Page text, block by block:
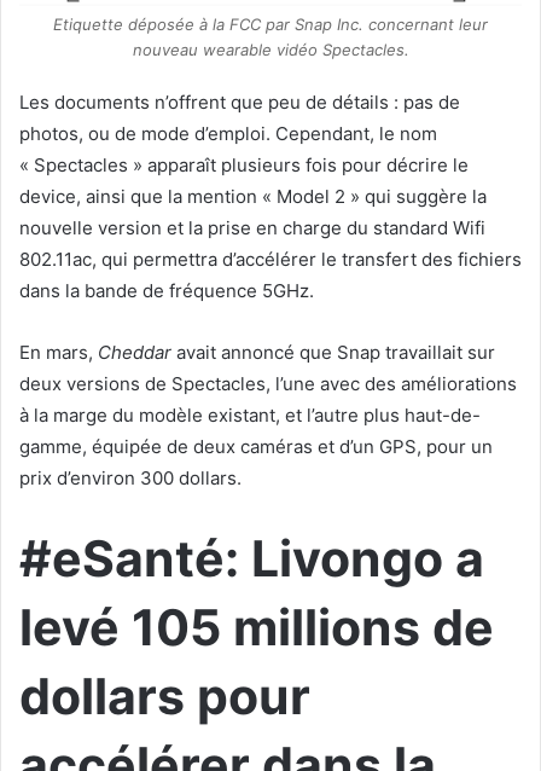
Etiquette déposée à la FCC par Snap Inc. concernant leur
nouveau wearable vidéo Spectacles.
Les documents n’offrent que peu de détails : pas de
photos, ou de mode d’emploi. Cependant, le nom
« Spectacles » apparaît plusieurs fois pour décrire le
device, ainsi que la mention « Model 2 » qui suggère la
nouvelle version et la prise en charge du standard Wifi
802.11ac, qui permettra d’accélérer le transfert des fichiers
dans la bande de fréquence 5GHz.
En mars, Cheddar avait annoncé que Snap travaillait sur
deux versions de Spectacles, l’une avec des améliorations
à la marge du modèle existant, et l’autre plus haut-de-
gamme, équipée de deux caméras et d’un GPS, pour un
prix d’environ 300 dollars.
#eSanté: Livongo a
levé 105 millions de
dollars pour